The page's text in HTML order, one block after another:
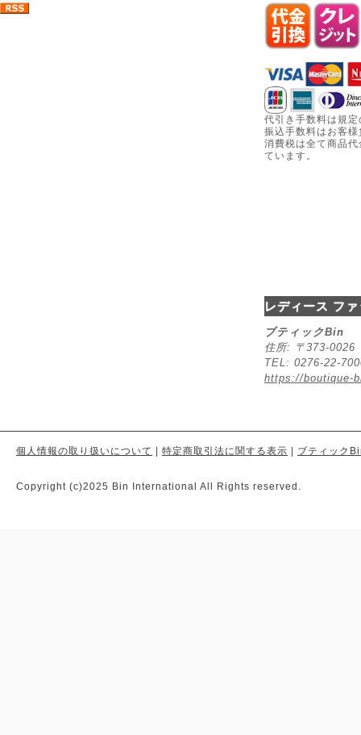
代引き手数料は規
振込手数料はお客
消費税は全て商品
ています。
レディース フ
ブティックBin
住所: 〒373-
TEL: 0276-22-
https://boutique-
個人情報の取り扱いについて 特定商取引法に関する表示 ブティック
Copyright (c)2025 Bin International All Rights reserved.